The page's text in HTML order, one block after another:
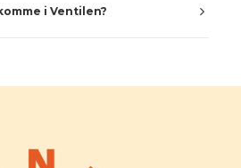
i Ventilen?